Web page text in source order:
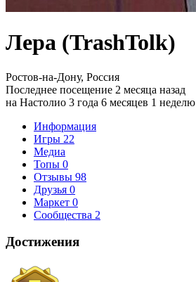
Лера (TrashTolk)
Ростов-на-Дону, Россия
Последнее посещение 2 месяца назад
на Настолио 3 года 6 месяцев 1 неделю
Информация
Игры 22
Медиа
Топы 0
Отзывы 98
Друзья 0
Маркет 0
Сообщества 2
Достижения